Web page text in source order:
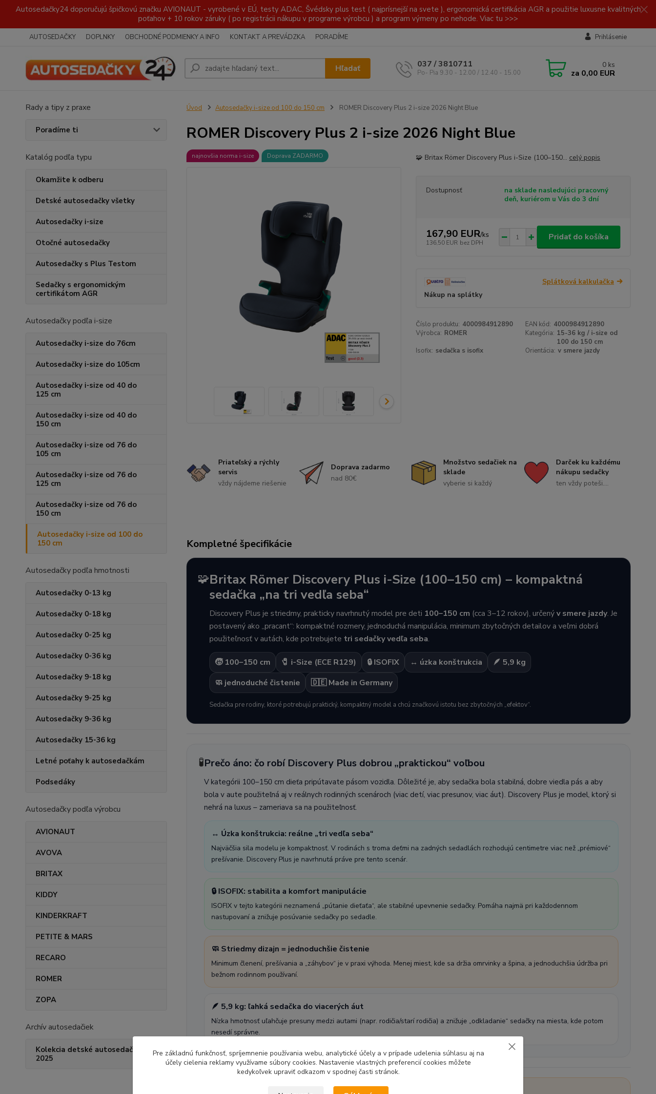
Autosedačky24 doporučujú špičkovú značku AVIONAUT - vyrobené v EÚ, testy ADAC, Švédsky plus test ( najprísnejší na svete ), ergonomická certifikácia AGR a použitie luxusne kvalitných
poťahov + 10 rokov záruky ( po registrácii nákupu v programe výrobcu ) a program výmeny po nehode. Viac tu >>>
AUTOSEDAČKY DOPLNKY OBCHODNÉ PODMIENKY A INFO KONTAKT A PREVÁDZKA PORADÍME Prihlásenie
Hľadať 037 / 3810711
Po- Pia 9.30 - 12.00 / 12.40 - 15.00
0 ks
za 0,00 EUR
Rady a tipy z praxe
Poradíme ti
Katalóg podľa typu
Okamžite k odberu
Detské autosedačky všetky
Autosedačky i-size
Otočné autosedačky
Autosedačky s Plus Testom
Sedačky s ergonomickým
certifikátom AGR
Autosedačky podľa i-size
Autosedačky i-size do 76cm
Autosedačky i-size do 105cm
Autosedačky i-size od 40 do
125 cm
Autosedačky i-size od 40 do
150 cm
Autosedačky i-size od 76 do
105 cm
Autosedačky i-size od 76 do
125 cm
Autosedačky i-size od 76 do
150 cm
Autosedačky i-size od 100 do
150 cm
Autosedačky podľa hmotnosti
Autosedačky 0-13 kg
Autosedačky 0-18 kg
Autosedačky 0-25 kg
Autosedačky 0-36 kg
Autosedačky 9-18 kg
Autosedačky 9-25 kg
Autosedačky 9-36 kg
Autosedačky 15-36 kg
Letné poťahy k autosedačkám
Podsedáky
Autosedačky podľa výrobcu
AVIONAUT
AVOVA
BRITAX
KIDDY
KINDERKRAFT
PETITE & MARS
RECARO
ROMER
ZOPA
Archív autosedačiek
Kolekcia detské autosedačky
2025
Úvod Autosedačky i-size od 100 do 150 cm ROMER Discovery Plus 2 i-size 2026 Night Blue
ROMER Discovery Plus 2 i-size 2026 Night Blue
najnovšia norma i-size Doprava ZADARMO 🧩 Britax Römer Discovery Plus i-Size (100–150... celý popis
Dostupnosť
na sklade nasledujúci pracovný
deň, kuriérom u Vás do 3 dní
167,90 EUR/ks
136,50 EUR bez DPH
Pridať do košíka
Splátková kalkulačka
Nákup na splátky
Číslo produktu: 4000984912890 EAN kód: 4000984912890
Výrobca: ROMER Kategória: 15-36 kg / i-size od
100 do 150 cm
Isofix: sedačka s isofix Orientácia: v smere jazdy
Priateľský a rýchly
servis
vždy nájdeme riešenie
Doprava zadarmo
nad 80€
Množstvo sedačiek na
sklade
vyberie si každý
Darček ku každému
nákupu sedačky
ten vždy poteši....
Kompletné špecifikácie
🧩Britax Römer Discovery Plus i-Size (100–150 cm) – kompaktná
sedačka „na tri vedľa seba“
Discovery Plus je striedmy, prakticky navrhnutý model pre deti 100–150 cm (cca 3–12 rokov), určenýv smere jazdy. Je
postavený ako „pracant“: kompaktné rozmery, jednoduchá manipulácia, minimum zbytočných detailov a veľmi dobrá
použiteľnosť v autách, kde potrebujete tri sedačky vedľa seba.
🧒 100–150 cm 🧷 i-Size (ECE R129) 🔒 ISOFIX ↔️ úzka konštrukcia
🪶 5,9 kg
🧼 jednoduché čistenie
🇩🇪 Made in Germany
Sedačka pre rodiny, ktoré potrebujú praktický, kompaktný model a chcú značkovú istotu bez zbytočných „efektov“.
🧪Prečo áno: čo robí Discovery Plus dobrou „praktickou“ voľbou
V kategórii 100–150 cm dieťa pripútavate pásom vozidla. Dôležité je, aby sedačka bola stabilná, dobre viedla pás a aby
bola v aute použiteľná aj v reálnych rodinných scenároch (viac detí, viac presunov, viac áut). Discovery Plus je model, ktorý si
nehrá na luxus – zameriava sa na použiteľnosť.
↔️ Úzka konštrukcia: reálne „tri vedľa seba“
Najväčšia sila modelu je kompaktnosť. V rodinách s troma deťmi na zadných sedadlách rozhodujú centimetre viac než „prémiové“
prešívanie. Discovery Plus je navrhnutá práve pre tento scenár.
🔒 ISOFIX: stabilita a komfort manipulácie
ISOFIX v tejto kategórii neznamená „pútanie dieťaťa“, ale stabilné upevnenie sedačky. Pomáha najmä pri každodennom
nastupovaní a znižuje posúvanie sedačky po sedadle.
🧼 Striedmy dizajn = jednoduchšie čistenie
Minimum členení, prešívania a „záhybov“ je v praxi výhoda. Menej miest, kde sa držia omrvinky a špina, a jednoduchšia údržba pri
bežnom rodinnom používaní.
🪶 5,9 kg: ľahká sedačka do viacerých áut
Nízka hmotnosť uľahčuje presuny medzi autami (napr. rodičia/starí rodičia) a znižuje „odkladanie“ sedačky na miesta, kde potom
nesedí správne.
Pre základnú funkčnosť, spríjemnenie používania webu, analytické účely a v prípade udelenia súhlasu aj na
účely cielenia reklamy využívame súbory cookies. Nastavenie vlastných preferencií cookies môžete
kedykoľvek upraviť odkazom v spodnej časti stránok.